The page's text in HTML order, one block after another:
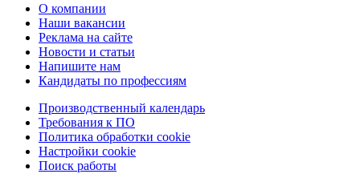
О компании
Наши вакансии
Реклама на сайте
Новости и статьи
Напишите нам
Кандидаты по профессиям
Производственный календарь
Требования к ПО
Политика обработки cookie
Настройки cookie
Поиск работы